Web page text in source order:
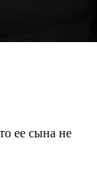
ее сына не